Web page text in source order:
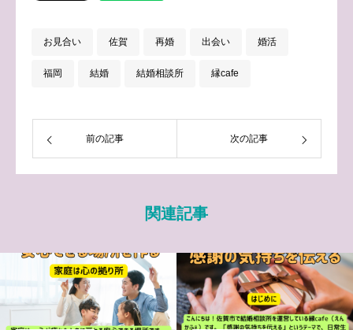
お見合い 佐賀 再婚 出会い 婚活
福岡 結婚 結婚相談所 縁cafe
前の記事 次の記事
関連記事